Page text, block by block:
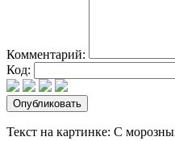
Комментарий:
Код:
Текст на картинке: С